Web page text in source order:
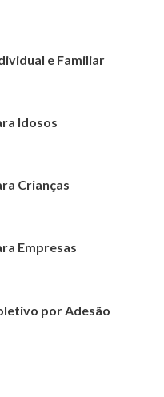
e Familiar
Idosos
Crianças
Empresas
por Adesão